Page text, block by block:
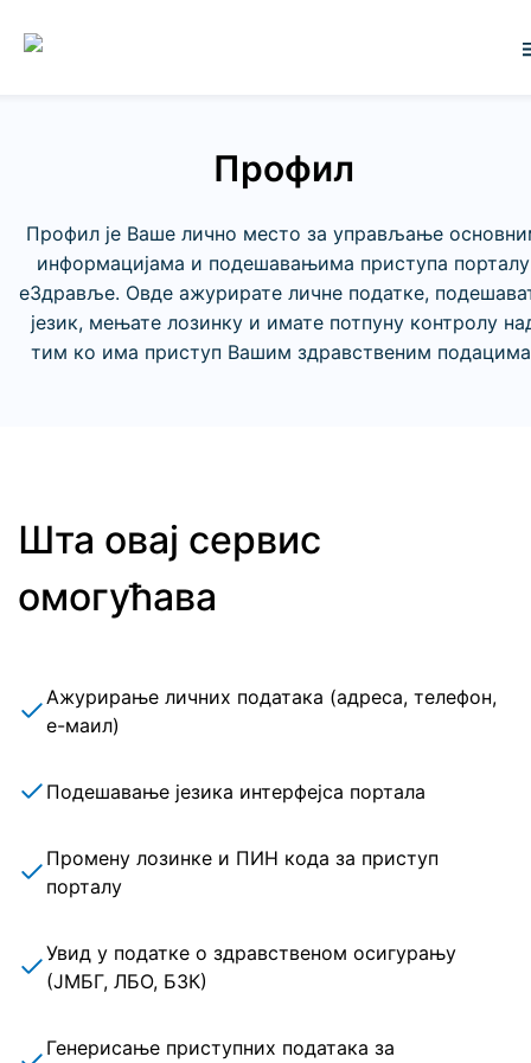
Профил
Профил је Ваше лично место за управљање
информацијама и подешавањима приступа порталу
еЗдравље. Овде ажурирате личне податке,
језик, мењате лозинку и имате потпуну контролу
тим ко има приступ Вашим здравственим
Шта овај сервис
омогућава
Ажурирање личних података (адреса, телефон,
е-маил)
Подешавање језика интерфејса портала
Промену лозинке и ПИН кода за приступ
порталу
Увид у податке о здравственом осигурању
(ЈМБГ, ЛБО, БЗК)
Генерисање приступних података за